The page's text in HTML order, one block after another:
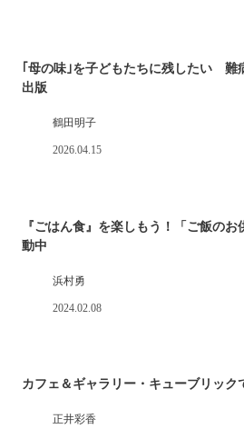
｢母の味｣を子どもたちに残したい 難
出版
鶴田明子
2026.04.15
『ごはん食』を楽しもう！「ご飯の
動中
浜村勇
2024.02.08
カフェ＆ギャラリー・キューブリック
正井彩香